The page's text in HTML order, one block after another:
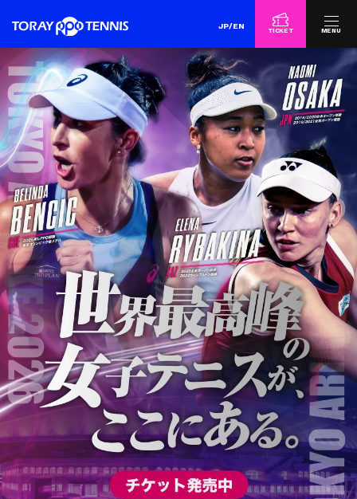
JP/EN
TICKET MENU